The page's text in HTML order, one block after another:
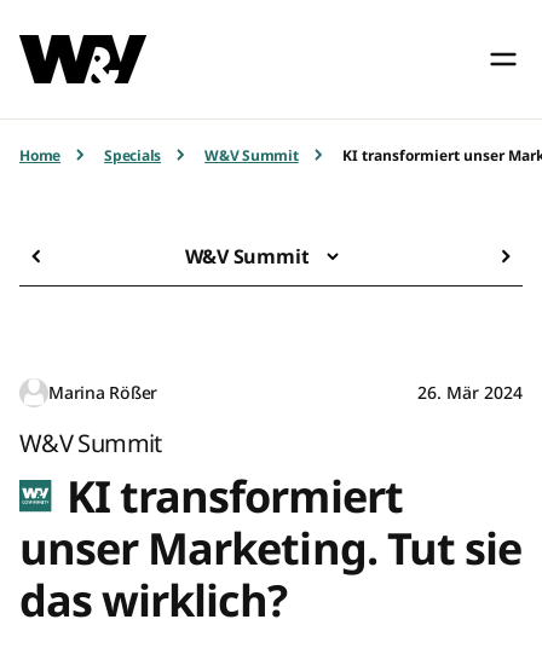
Home Specials W&V Summit KI transformiert unser
W&V Summit
Marina Rößer 26. Mär 2024
W&V Summit
KI transformiert
unser Marketing. Tut sie
das wirklich?